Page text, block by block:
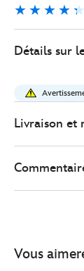
4.3
3
55.00
dos-
buzz-
toy-
story-
Détails sur
Livraison et
Vous